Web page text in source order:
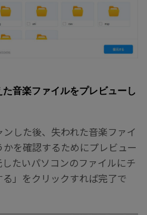
音楽ファイルをプレビューし
した後、失われた音楽ファイ
を確認するためにプレビュー
たいパソコンのファイルにチ
」をクリックすれば完了で